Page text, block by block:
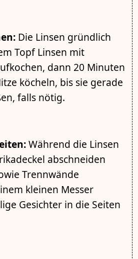
Die Linsen gründlich
Topf Linsen mit
dann 20 Minuten
köcheln, bis sie gerade
falls nötig.
Während die Linsen
abschneiden
Trennwände
kleinen Messer
Gesichter in die Seiten